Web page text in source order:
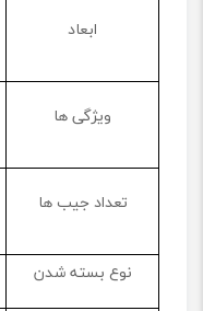
ابعاد
ویژگی ‌ها
تعداد جیب ‌ها
نوع بسته شدن